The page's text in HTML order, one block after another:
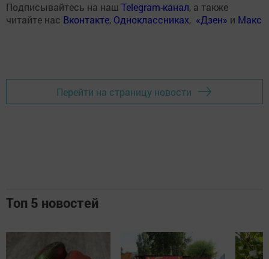
Подписывайтесь на наш Telegram-канал, а также
читайте нас Вконтакте, Одноклассниках, «Дзен» и Макс
Перейти на страницу новости
Топ 5 новостей